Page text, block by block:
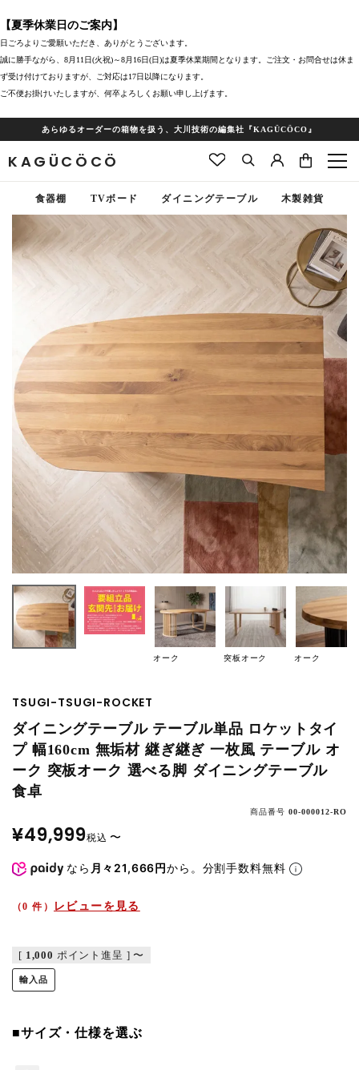
【夏季休業日のご案内】
日ごろよりご愛願いただき、ありがとうございます。
誠に勝手ながら、8月11日(火祝)～8月16日(日)は夏季休業期間となります。ご注文・お問合せは休ま
ず受け付けておりますが、ご対応は17日以降になります。
ご不便お掛けいたしますが、何卒よろしくお願い申し上げます。
あらゆるオーダーの箱物を扱う、大川技術の編集社『KAGÜCÖCO』
KAGÜCÖCÖ
食器棚 TVボード ダイニングテーブル 木製雑貨
オーク 突板オーク オーク
TSUGI-TSUGI-ROCKET
ダイニングテーブル テーブル単品 ロケットタイ
プ 幅160cm 無垢材 継ぎ継ぎ 一枚風 テーブル オ
ーク 突板オーク 選べる脚 ダイニングテーブル
食卓
商品番号 00-000012-RO
¥49,999税込 〜
なら 月々21,666円から。分割手数料無料
（0 件） レビューを見る
[ 1,000 ポイント進呈 ] 〜
輸入品
■サイズ・仕様を選ぶ